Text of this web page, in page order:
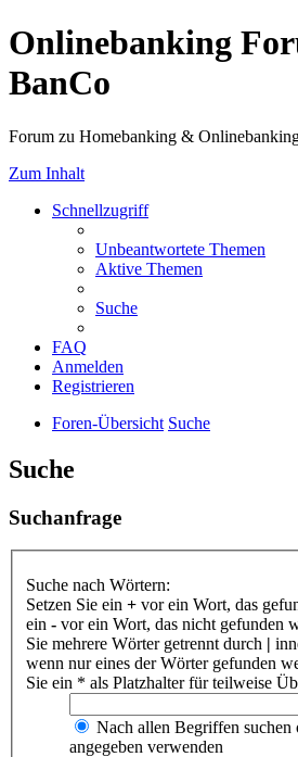
Onlinebanking
BanCo
Forum zu Homebanking &
Zum Inhalt
Schnellzugriff
Unbeantwortete Themen
Aktive Themen
Suche
FAQ
Anmelden
Registrieren
Foren-Übersicht Suche
Suche
Suchanfrage
Suche nach Wörtern:
Setzen Sie ein + vor ein Wort, das
ein - vor ein Wort, das nicht gefunden
Sie mehrere Wörter getrennt durch |
wenn nur eines der Wörter gefunden
Sie ein * als Platzhalter für teilweise
Nach allen Begriffen suchen
angegeben verwenden